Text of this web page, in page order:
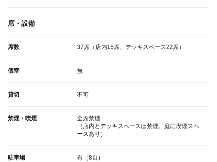
席・設備
席数 37席（店内15席、デッキスペース22席）
個室 無
貸切 不可
禁煙・喫煙
全席禁煙
（店内とデッキスペースは禁煙。庭に喫煙スペ
ースあり）
駐車場 有（8台）